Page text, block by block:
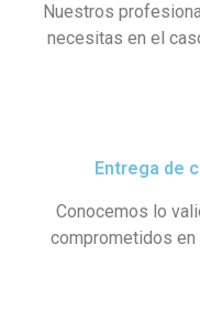
Nuestros
necesitas en el
Entrega de
Conocemos lo
comprometidos en